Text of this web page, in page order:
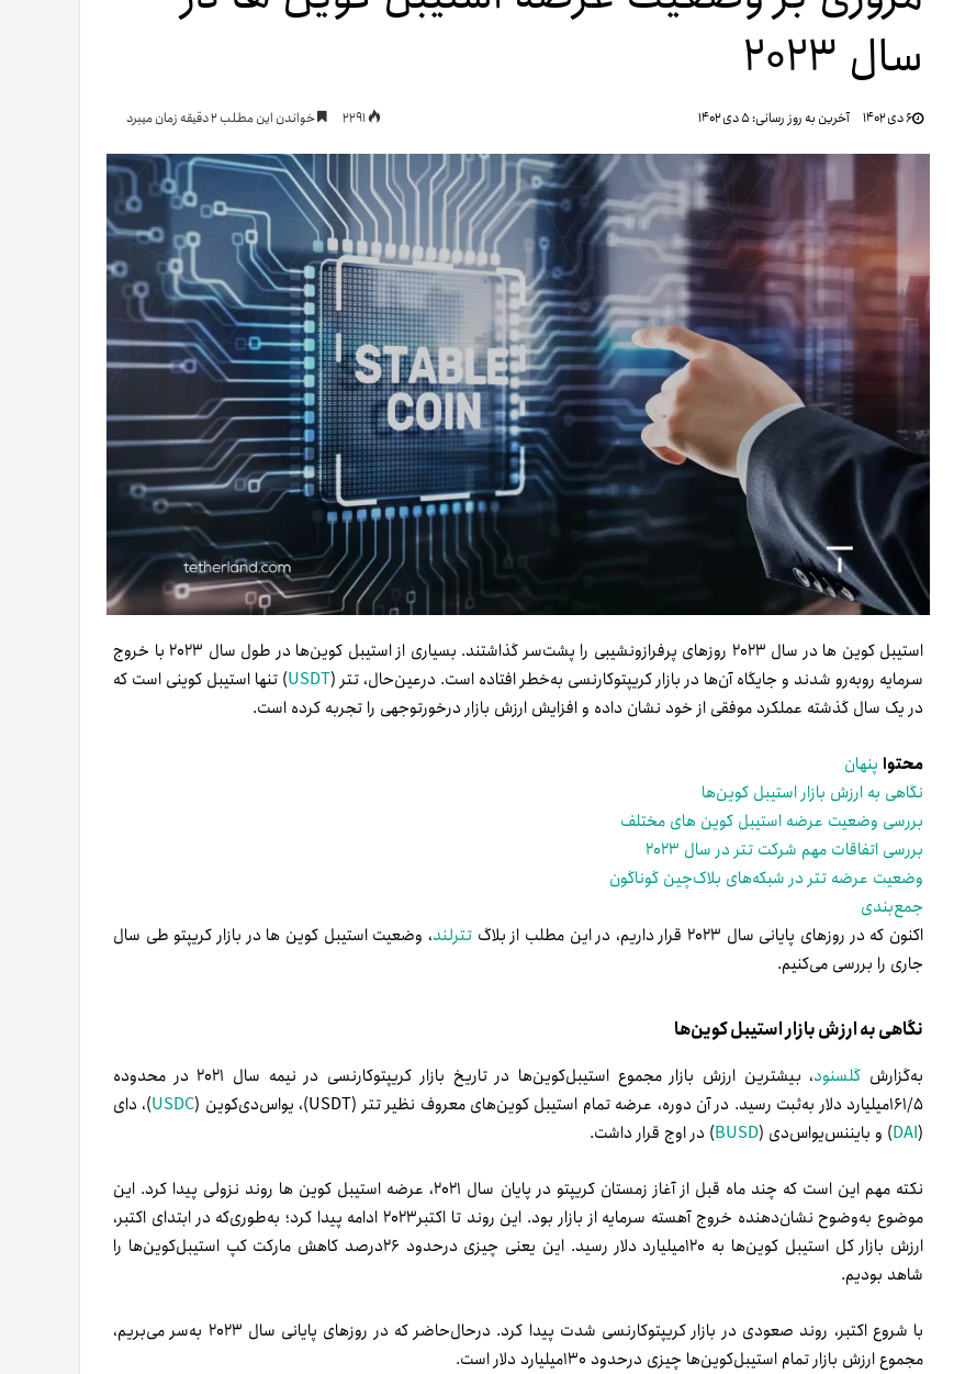
سال ۲۰۲۳
۶ دی ۱۴۰۲ آخرین به روز رسانی: ۵ دی ۱۴۰۲ خواندن این مطلب 2 دقیقه زمان میبرد
استیبل کوین ها در سال ۲۰۲۳ روزهای پرفراز‌و‌نشیبی را پشت‌سر گذاشتند. بسیاری از استیبل کوین‌ها در طول سال ۲۰۲۳ با خروج
سرمایه روبه‌رو شدند و جایگاه آن‌ها در بازار کریپتوکارنسی به‌خطر افتاده است. در‌عین‌حال، تتر (USDT) تنها استیبل کوینی است که
در یک سال گذشته عملکرد موفقی از خود نشان داده و افزایش ارزش بازار درخورتوجهی را تجربه کرده است.
محتوا پنهان
نگاهی به ارزش بازار استیبل کوین‌ها
بررسی وضعیت عرضه استیبل کوین های مختلف
بررسی اتفاقات مهم شرکت تتر در سال ۲۰۲۳
وضعیت عرضه تتر در شبکه‌های بلاک‌چین گوناگون
جمع‌بندی
اکنون که در روزهای پایانی سال ۲۰۲۳ قرار داریم، در این مطلب از بلاگ
تترلند، وضعیت استیبل کوین ها در بازار کریپتو طی سال
جاری را بررسی می‌کنیم.
نگاهی به ارزش بازار استیبل کوین‌ها
به‌گزارش گلسنود
، بیشترین ارزش بازار مجموع استیبل‌کوین‌ها در تاریخ بازار کریپتوکارنسی در نیمه سال ۲۰۲۱ در محدوده
۱۶۱/۵میلیارد دلار به‌ثبت رسید. در آن دوره، عرضه تمام استیبل کوین‌های معروف نظیر تتر (USDT)، یو‌اس‌دی‌کوین (
USDC)، دای
(
DAI) و بایننس‌یو‌اس‌دی (BUSD) در اوج قرار داشت.
نکته مهم این است که چند ماه قبل از آغاز زمستان کریپتو در پایان سال ۲۰۲۱، عرضه استیبل کوین ها روند نزولی پیدا کرد. این
موضوع به‌وضوح نشان‌دهنده خروج آهسته سرمایه از بازار بود. این روند تا اکتبر۲۰۲۳ ادامه پیدا کرد؛ به‌طوری‌که در ابتدای اکتبر،
ارزش بازار کل استیبل کوین‌ها به ۱۲۰میلیارد دلار رسید. این یعنی چیزی در‌حدود ۲۶درصد کاهش مارکت کپ استیبل‌کوین‌ها را
شاهد بودیم.
با شروع اکتبر، روند صعودی در بازار کریپتوکارنسی شدت پیدا کرد. در‌حال‌حاضر که در روزهای پایانی سال ۲۰۲۳ به‌سر می‌بریم،
مجموع ارزش بازار تمام استیبل‌کوین‌ها چیزی در‌حدود ۱۳۰میلیارد دلار است.